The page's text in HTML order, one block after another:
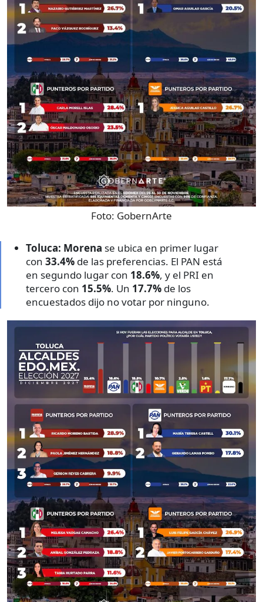
Foto: GobernArte
Toluca: Morena se ubica en primer lugar
con 33.4% de las preferencias. El PAN está
en segundo lugar con 18.6%, y el PRI en
tercero con 15.5%. Un 17.7% de los
encuestados dijo no votar por ninguno.